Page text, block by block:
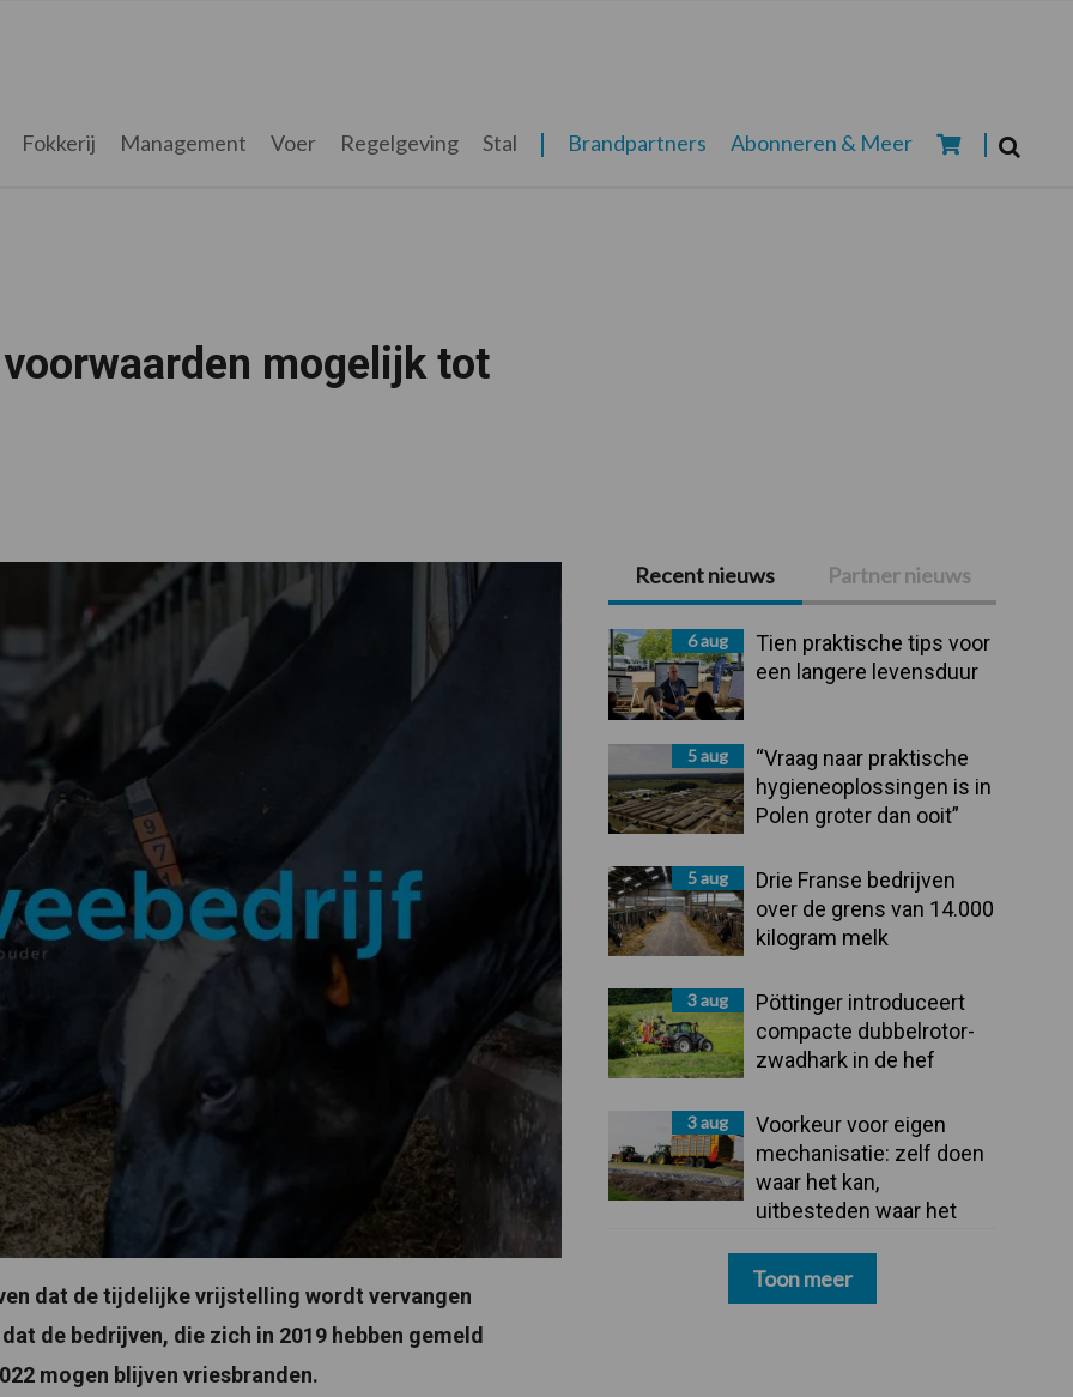
Fokkerij Management Voer Regelgeving Stal Brandpartners Abonneren & Meer
mogelijk tot
dat de tijdelijke vrijstelling wordt vervangen
de bedrijven, die zich in 2019 hebben gemeld
mogen blijven vriesbranden.
Primaire
Sidebar
Recent nieuws Partner nieuws
6 aug
Tien praktische tips voor
een langere levensduur
5 aug
“Vraag naar praktische
hygieneoplossingen is in
Polen groter dan ooit”
5 aug
Drie Franse bedrijven
over de grens van 14.000
kilogram melk
3 aug
Pöttinger introduceert
compacte dubbelrotor-
zwadhark in de hef
3 aug
Voorkeur voor eigen
mechanisatie: zelf doen
waar het kan,
uitbesteden waar het
Toon meer